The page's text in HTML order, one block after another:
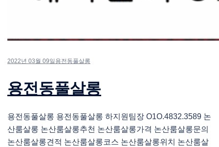
2022년 03월 09일 용전동풀살롱
용전동풀살롱
용전동풀살롱 용전동풀살롱 하지원팀장 O1O.4832.3589 논
산룸살롱 논산룸살롱추천 논산룸살롱가격 논산룸살롱문의
논산룸살롱견적 논산룸살롱코스 논산룸살롱위치 논산룸살